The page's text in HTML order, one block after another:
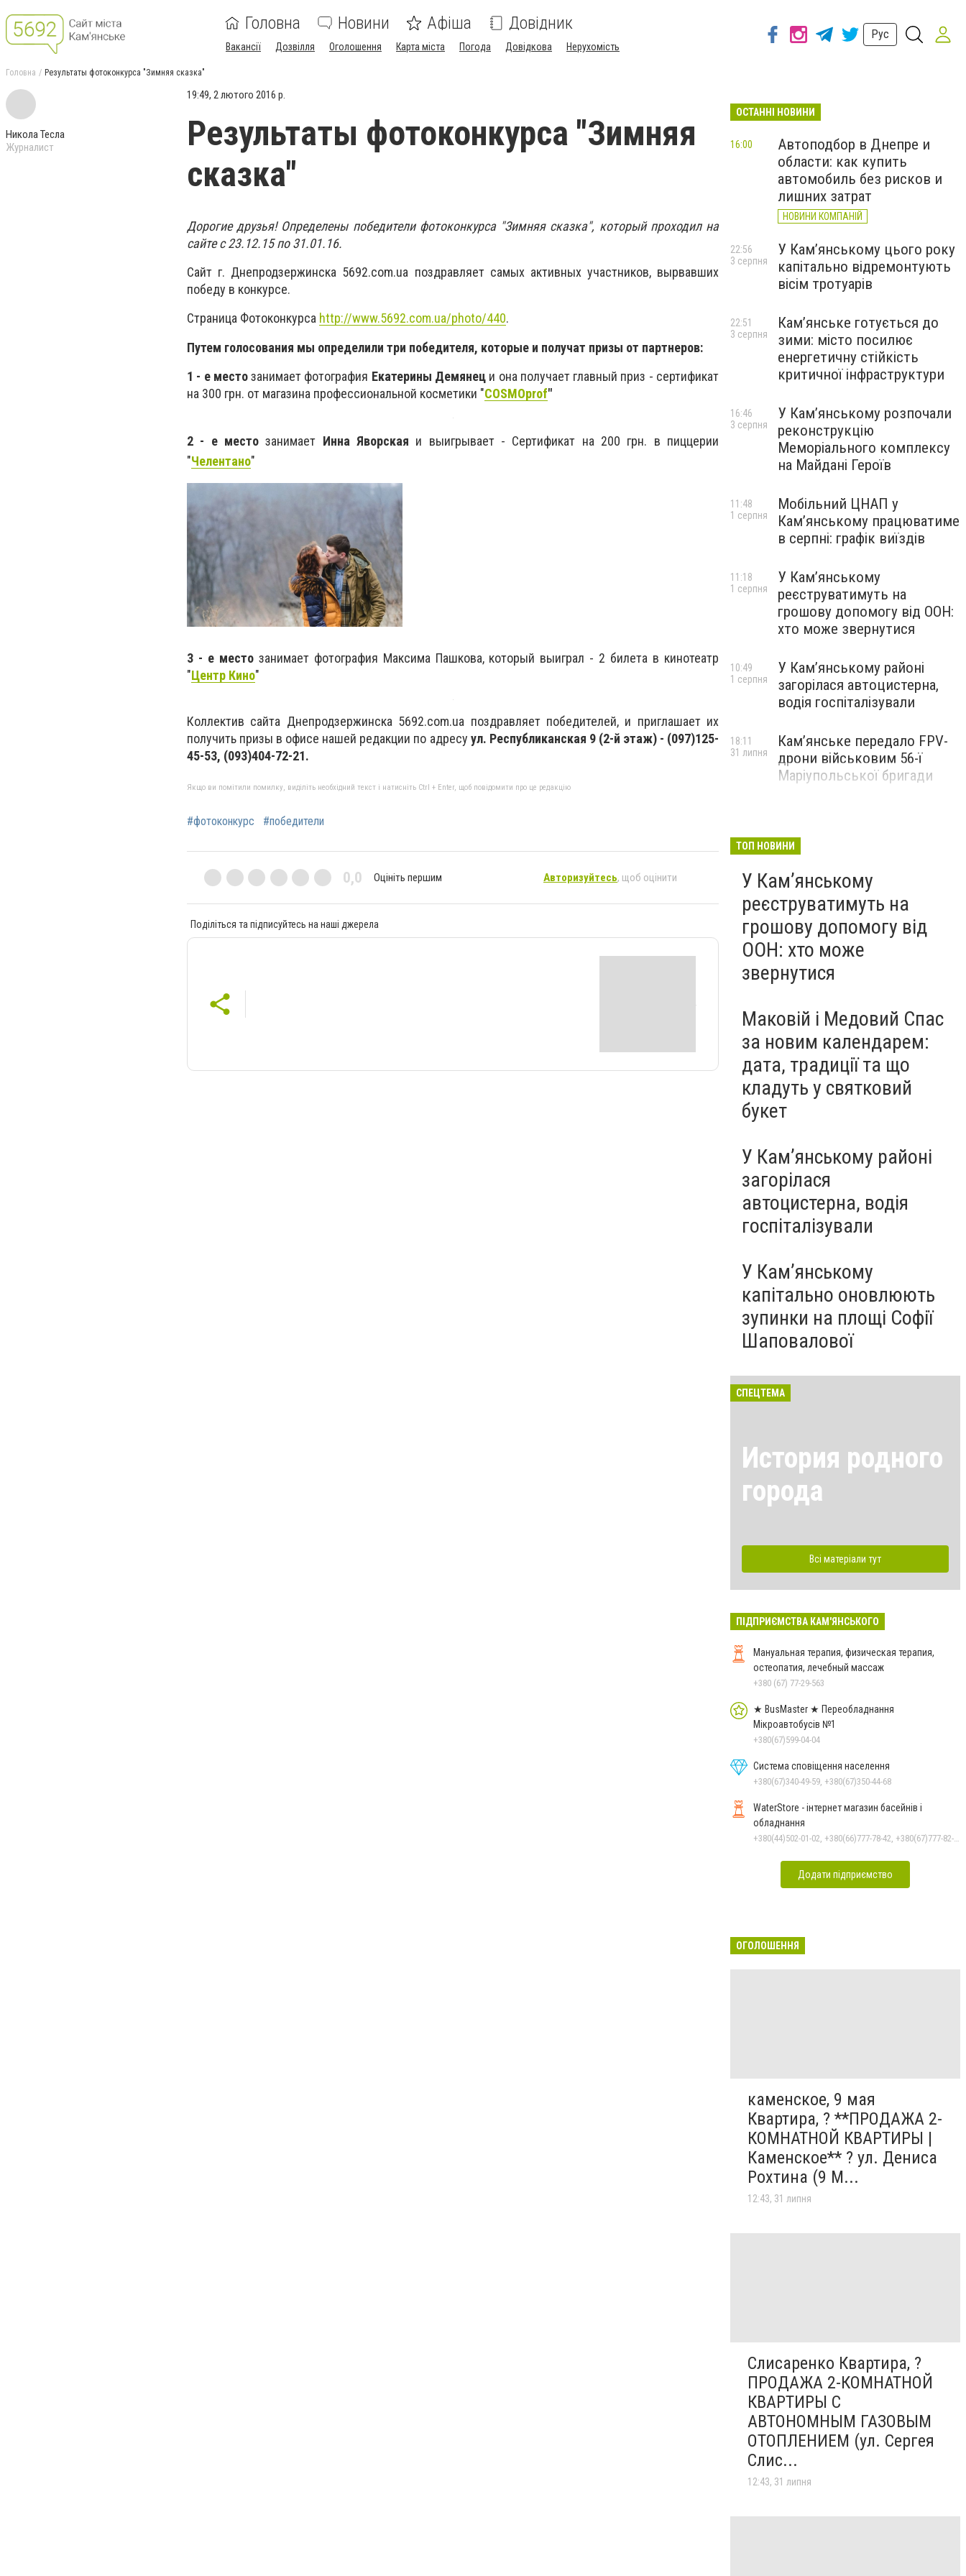
Головна Новини Афіша Довідник
Вакансії Дозвілля Оголошення Карта міста Погода Довідкова Нерухомість
Рус
Головна Результаты фотоконкурса "Зимняя сказка"
Никола Тесла
Журналист
19:49, 2 лютого 2016 р.
Результаты фотоконкурса "Зимняя
сказка"
Дорогие друзья! Определены победители фотоконкурса "Зимняя сказка", который проходил на
сайте с 23.12.15 по 31.01.16.
Сайт г. Днепродзержинска 5692.com.ua поздравляет самых активных участников, вырвавших
победу в конкурсе.
Страница Фотоконкурса http://www.5692.com.ua/photo/440.
Путем голосования мы определили три победителя, которые и получат призы от партнеров:
1 - е местозанимает фотография Екатерины Демянец и она получает главный приз - сертификат
на 300 грн. от магазина профессиональной косметики "COSMOprof"
2 - е место занимает Инна Яворская и выигрывает - Сертификат на 200 грн. в пиццерии
"Челентано"
3 - е местозанимает фотография Максима Пашкова, который выиграл - 2 билета в кинотеатр
"Центр Кино"
Коллектив сайта Днепродзержинска 5692.com.ua поздравляет победителей, и приглашает их
получить призы в офисе нашей редакции по адресу ул. Республиканская 9 (2-й этаж) - (097)125-
45-53, (093)404-72-21.
Якщо ви помітили помилку, виділіть необхідний текст і натисніть Ctrl + Enter, щоб повідомити про це редакцію
#фотоконкурс #победители
0,0 Оцініть першим Авторизуйтесь, щоб оцінити
Поділіться та підписуйтесь на наші джерела
ОСТАННІ НОВИНИ
Автоподбор в Днепре и
области: как купить
автомобиль без рисков и
лишних затрат
НОВИНИ КОМПАНІЙ
16:00
У Кам’янському цього року
капітально відремонтують
вісім тротуарів
22:56
3 серпня
Кам’янське готується до
зими: місто посилює
енергетичну стійкість
критичної інфраструктури
22:51
3 серпня
У Кам’янському розпочали
реконструкцію
Меморіального комплексу
на Майдані Героїв
16:46
3 серпня
Мобільний ЦНАП у
Кам’янському працюватиме
в серпні: графік виїздів
11:48
1 серпня
У Кам’янському
реєструватимуть на
грошову допомогу від ООН:
хто може звернутися
11:18
1 серпня
У Кам’янському районі
загорілася автоцистерна,
водія госпіталізували
10:49
1 серпня
Кам’янське передало FPV-
дрони військовим 56-ї
Маріупольської бригади
18:11
31 липня
ТОП НОВИНИ
У Кам’янському
реєструватимуть на
грошову допомогу від
ООН: хто може
звернутися
Маковій і Медовий Спас
за новим календарем:
дата, традиції та що
кладуть у святковий
букет
У Кам’янському районі
загорілася
автоцистерна, водія
госпіталізували
У Кам’янському
капітально оновлюють
зупинки на площі Софії
Шаповалової
СПЕЦТЕМА
История родного
города
Всі матеріали тут
ПІДПРИЄМСТВА КАМ'ЯНСЬКОГО
Мануальная терапия, физическая терапия,
остеопатия, лечебный массаж
+380 (67) 77-29-563
★ BusMaster ★ Переобладнання
Мікроавтобусів №1
+380(67)599-04-04
Система сповіщення населення
+380(67)340-49-59, +380(67)350-44-68
WaterStore - інтернет магазин басейнів і
обладнання
Додати підприємство
ОГОЛОШЕННЯ
каменское, 9 мая
Квартира, ? **ПРОДАЖА 2-
КОМНАТНОЙ КВАРТИРЫ |
Каменское** ? ул. Дениса
Рохтина (9 М...
12:43, 31 липня
Слисаренко Квартира, ?
ПРОДАЖА 2-КОМНАТНОЙ
КВАРТИРЫ С
АВТОНОМНЫМ ГАЗОВЫМ
ОТОПЛЕНИЕМ (ул. Сергея
Слис...
12:43, 31 липня